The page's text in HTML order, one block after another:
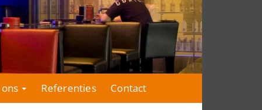
Referenties Contact